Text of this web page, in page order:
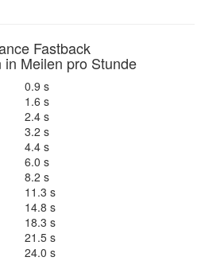
Fastback
Meilen pro Stunde
0.9 s
1.6 s
2.4 s
3.2 s
4.4 s
6.0 s
8.2 s
11.3 s
14.8 s
18.3 s
21.5 s
24.0 s